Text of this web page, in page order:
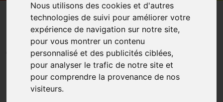
Nous utilisons des cookies et d'autres
technologies de suivi pour améliorer votre
expérience de navigation sur notre site,
pour vous montrer un contenu
personnalisé et des publicités ciblées,
pour analyser le trafic de notre site et
pour comprendre la provenance de nos
visiteurs.
Arkogelules Lecithine De Soya
150 Gélules
ARKOGÉLULES